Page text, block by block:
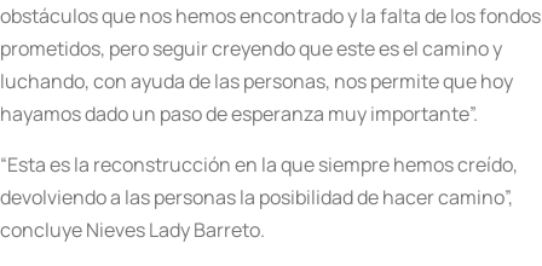
obstáculos que nos hemos encontrado y la falta de los fondos
prometidos, pero seguir creyendo que este es el camino y
luchando, con ayuda de las personas, nos permite que hoy
hayamos dado un paso de esperanza muy importante”.
“Esta es la reconstrucción en la que siempre hemos creído,
devolviendo a las personas la posibilidad de hacer camino”,
concluye Nieves Lady Barreto.